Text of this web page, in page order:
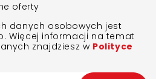
oferty
danych osobowych jest
Więcej informacji na temat
znajdziesz w Polityce